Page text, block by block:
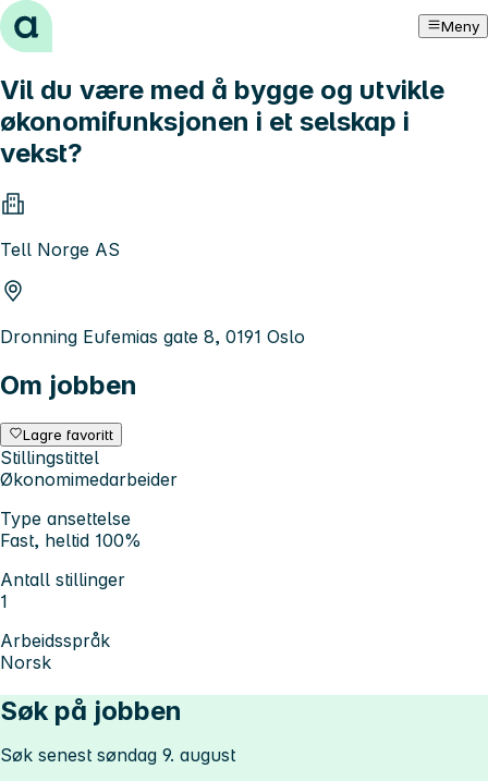
Hopp til innhold Meny
Vil du være med å bygge og utvikle
økonomifunksjonen i et selskap i
vekst?
Tell Norge AS
Dronning Eufemias gate 8, 0191 Oslo
Om jobben
Lagre favoritt
Stillingstittel
Økonomimedarbeider
Type ansettelse
Fast, heltid 100%
Antall stillinger
1
Arbeidsspråk
Norsk
Søk på jobben
Søk senest søndag 9. august